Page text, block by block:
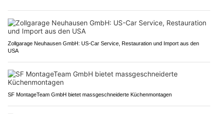
Zollgarage Neuhausen GmbH: US-Car Service, Restauration und Import aus den
USA
SF MontageTeam GmbH bietet massgeschneiderte Küchenmontagen